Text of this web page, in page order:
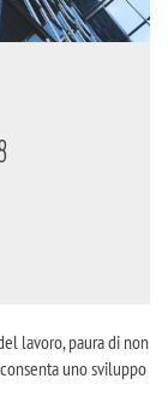
lavoro, paura di non
uno sviluppo